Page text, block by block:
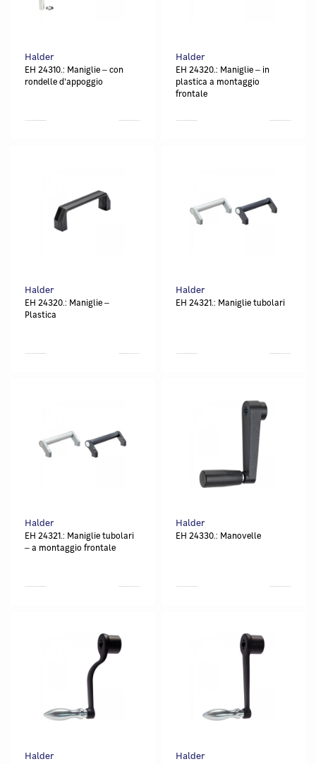
Halder
EH 24310.: Maniglie ‒ con
rondelle d'appoggio
Halder
EH 24320.: Maniglie ‒ in
plastica a montaggio
frontale
Halder
EH 24320.: Maniglie ‒
Plastica
Halder
EH 24321.: Maniglie tubolari
Halder
EH 24321.: Maniglie tubolari
‒ a montaggio frontale
Halder
EH 24330.: Manovelle
Halder Halder